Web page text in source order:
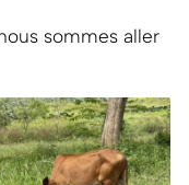
sommes aller